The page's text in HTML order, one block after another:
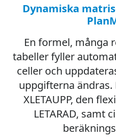
Dynamiska
En formel, många
tabeller fyller
celler och
uppgifterna
XLETAUPP, den
LETARAD, samt